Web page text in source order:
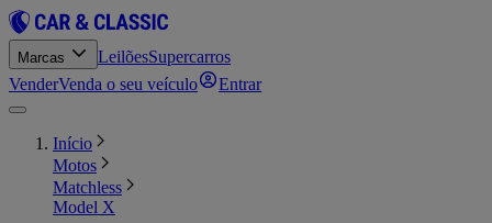
Marcas LeilõesSupercarros
VenderVenda o seu veículo Entrar
Início
Motos
Matchless
Model X